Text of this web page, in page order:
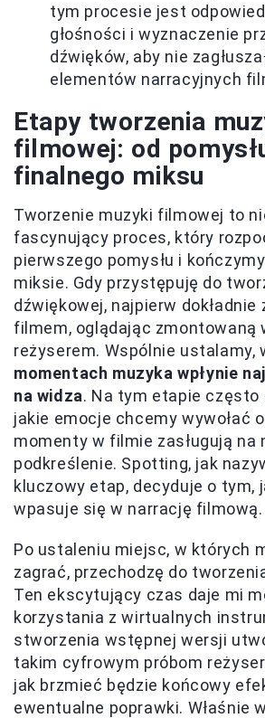
tym procesie jest
głośności i wyznaczenie
dźwięków, aby nie
elementów narracyjnych
Etapy tworzenia
filmowej: od
finalnego miksu
Tworzenie muzyki filmowej to
fascynujący proces, który
pierwszego pomysłu i
miksie. Gdy przystępuję do
dźwiękowej, najpierw dokładnie
filmem, oglądając zmontowaną
reżyserem. Wspólnie ustalamy,
momentach muzyka wpłynie
na widza. Na tym etapie często
jakie emocje chcemy wywołać
momenty w filmie zasługują na
podkreślenie. Spotting, jak
kluczowy etap, decyduje o tym,
wpasuje się w narrację filmową.
Po ustaleniu miejsc, w których
zagrać, przechodzę do
Ten ekscytujący czas daje mi
korzystania z wirtualnych
stworzenia wstępnej wersji
takim cyfrowym próbom
jak brzmieć będzie końcowy
ewentualne poprawki. Właśnie